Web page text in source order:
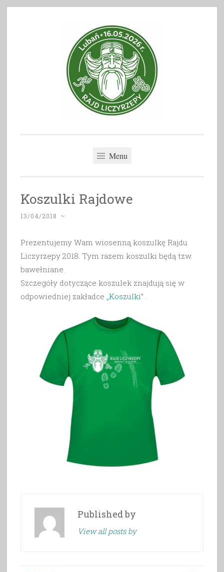
Menu
Koszulki Rajdowe
13/04/2018 ~
Prezentujemy Wam wiosenną koszulkę Rajdu
Liczyrzepy 2018. Tym razem koszulki będą tzw.
bawełniane.
Szczegóły dotyczące koszulek znajdują się w
odpowiedniej zakładce „Koszulki” .
Published by
View all posts by